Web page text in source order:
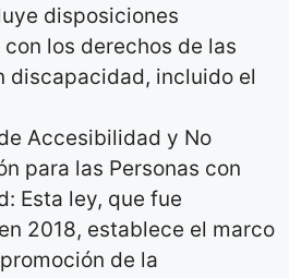
disposiciones
los derechos de las
discapacidad, incluido el
Accesibilidad y No
para las Personas con
Esta ley, que fue
2018, establece el marco
de la